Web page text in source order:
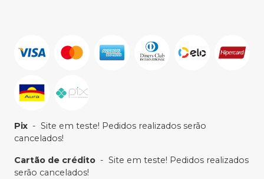
Pix - Site em teste! Pedidos realizados serão
cancelados!
Cartão de crédito - Site em teste! Pedidos realizados
serão cancelados!